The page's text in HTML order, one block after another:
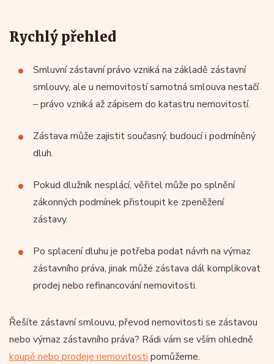
Rychlý přehled
Smluvní zástavní právo vzniká na základě zástavní
smlouvy, ale u nemovitostí samotná smlouva nestačí
– právo vzniká až zápisem do katastru nemovitostí.
Zástava může zajistit současný, budoucí i podmíněný
dluh.
Pokud dlužník nesplácí, věřitel může po splnění
zákonných podmínek přistoupit ke zpeněžení
zástavy.
Po splacení dluhu je potřeba podat návrh na výmaz
zástavního práva, jinak může zástava dál komplikovat
prodej nebo refinancování nemovitosti.
Řešíte zástavní smlouvu, převod nemovitosti se zástavou
nebo výmaz zástavního práva? Rádi vám se vším ohledně
koupě nebo prodeje nemovitosti pomůžeme.